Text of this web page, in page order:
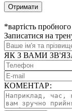
Отримати
*вартість
Записатися на
ЯК З ВАМИ
КОМЕНТАР: